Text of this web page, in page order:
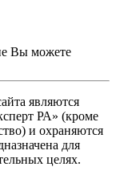
Вы можете
являются
РА» (кроме
и охраняются
для
целях.